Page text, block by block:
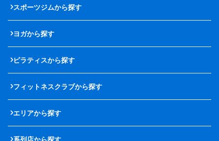
スポーツジムから探す
ヨガから探す
ピラティスから探す
フィットネスクラブから探す
エリアから探す
系列店から探す